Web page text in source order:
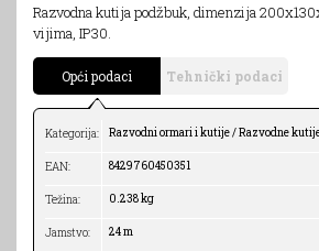
Razvodna kutija podžbuk, dimenzija
vijima, IP30.
Opći podaci Tehnički podaci
Kategorija: Razvodni ormari i kutije / Razvodne
EAN: 8429760450351
Težina: 0.238 kg
Jamstvo: 24 m